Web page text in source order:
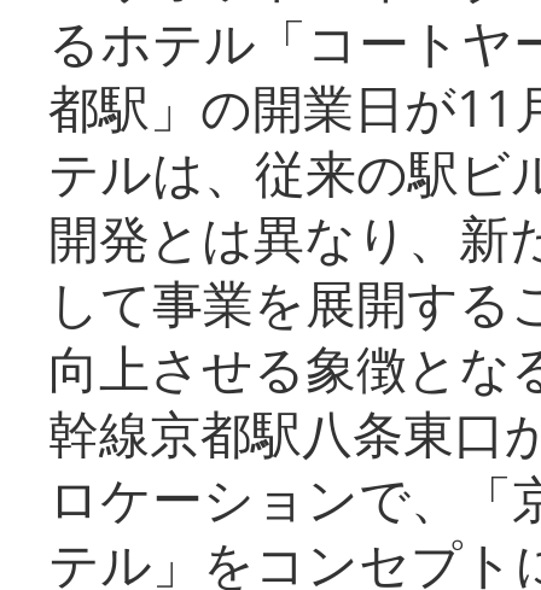
るホテル「コートヤ
都駅」の開業日が11
テルは、従来の駅ビ
開発とは異なり、新
して事業を展開する
向上させる象徴とな
幹線京都駅八条東口
ロケーションで、「
テル」をコンセプト